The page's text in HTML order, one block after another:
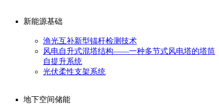
新能源基础
渔光互补新型锚杆检测技术
风电自升式混塔结构——一种多节式风电塔的塔筒
自提升系统
光伏柔性支架系统
地下空间储能